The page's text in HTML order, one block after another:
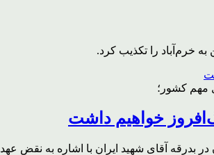
خرم‌آباد را تکذیب کرد.
مهم کشور؛
خواهیم داشت
آقای شهید ایران با اشاره به نقض عهد